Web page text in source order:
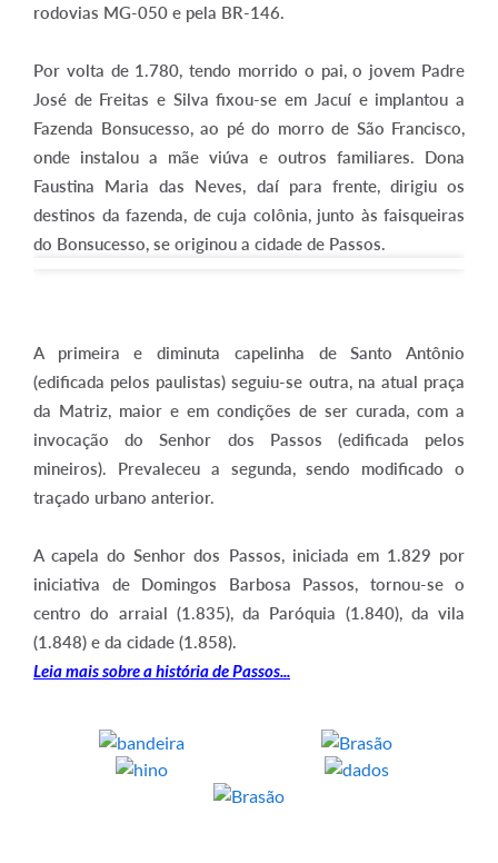
rodovias MG-050 e pela BR-146.
Por volta de 1.780, tendo morrido o pai, o jovem Padre
José de Freitas e Silva fixou-se em Jacuí e implantou a
Fazenda Bonsucesso, ao pé do morro de São Francisco,
onde instalou a mãe viúva e outros familiares. Dona
Faustina Maria das Neves, daí para frente, dirigiu os
destinos da fazenda, de cuja colônia, junto às faisqueiras
do Bonsucesso, se originou a cidade de Passos.
A primeira e diminuta capelinha de Santo Antônio
(edificada pelos paulistas) seguiu-se outra, na atual praça
da Matriz, maior e em condições de ser curada, com a
invocação do Senhor dos Passos (edificada pelos
mineiros). Prevaleceu a segunda, sendo modificado o
traçado urbano anterior.
A capela do Senhor dos Passos, iniciada em 1.829 por
iniciativa de Domingos Barbosa Passos, tornou-se o
centro do arraial (1.835), da Paróquia (1.840), da vila
(1.848) e da cidade (1.858).
Leia mais sobre a história de Passos...